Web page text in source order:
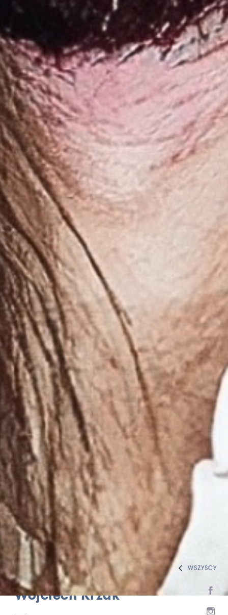
WSZYSCY
ZESPÓŁ
KOMPOZYTORZY, AUTORZY MUZYKI
Wojciech Krzak